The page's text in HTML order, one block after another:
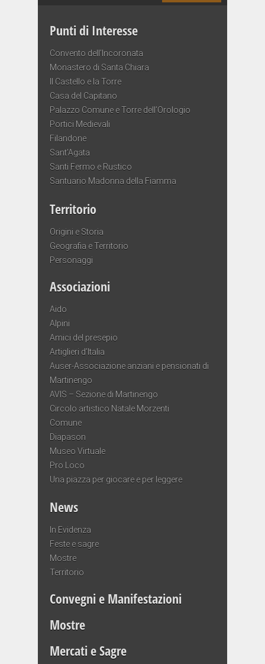
Punti di Interesse
Convento dell’Incoronata
Monastero di Santa Chiara
Il Castello e la Torre
Casa del Capitano
Palazzo Comune e Torre dell’Orologio
Portici Medievali
Filandone
Sant’Agata
Santi Fermo e Rustico
Santuario Madonna della Fiamma
Territorio
Origini e Storia
Geografia e Territorio
Personaggi
Associazioni
Aido
Alpini
Amici del presepio
Artiglieri d’Italia
Auser-Associazione anziani e pensionati di
Martinengo
AVIS – Sezione di Martinengo
Circolo artistico Natale Morzenti
Comune
Diapason
Museo Virtuale
Pro Loco
Una piazza per giocare e per leggere
News
In Evidenza
Feste e sagre
Mostre
Territorio
Convegni e Manifestazioni
Mostre
Mercati e Sagre